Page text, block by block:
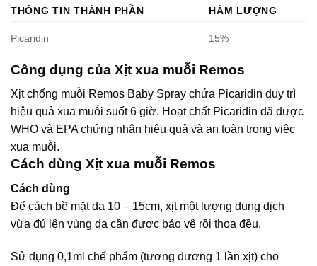
THÔNG TIN THÀNH PHẦN HÀM LƯỢNG
Picaridin 15%
Công dụng của Xịt xua muỗi Remos
Xịt chống muỗi Remos Baby Spray chứa Picaridin duy trì
hiệu quả xua muỗi suốt 6 giờ. Hoạt chất Picaridin đã được
WHO và EPA chứng nhận hiệu quả và an toàn trong việc
xua muỗi.
Cách dùng Xịt xua muỗi Remos
Cách dùng
Để cách bề mặt da 10 – 15cm, xịt một lượng dung dịch
vừa đủ lên vùng da cần được bảo vệ rồi thoa đều.
Sử dụng 0,1ml chế phẩm (tương đương 1 lần xịt) cho